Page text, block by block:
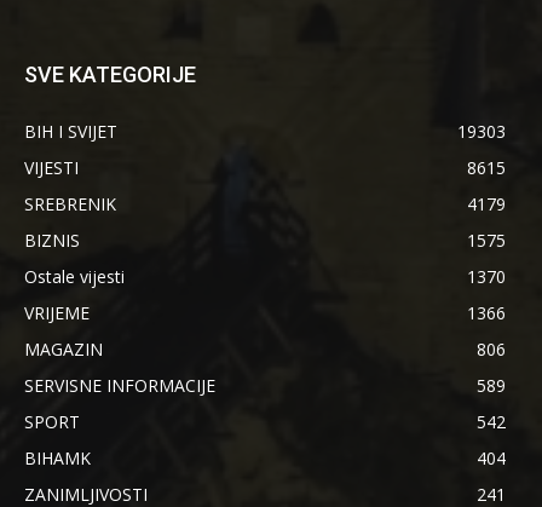
SVE KATEGORIJE
BIH I SVIJET
19303
VIJESTI
8615
SREBRENIK
4179
BIZNIS
1575
Ostale vijesti
1370
VRIJEME
1366
MAGAZIN
806
SERVISNE INFORMACIJE
589
SPORT
542
BIHAMK
404
ZANIMLJIVOSTI
241